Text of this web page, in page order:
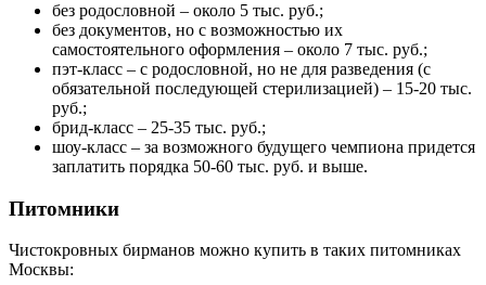
без родословной – около 5 тыс. руб.;
без документов, но с возможностью их
самостоятельного оформления – около 7 тыс. руб.;
пэт-класс – с родословной, но не для разведения (с
обязательной последующей стерилизацией) – 15-20 тыс.
руб.;
брид-класс – 25-35 тыс. руб.;
шоу-класс – за возможного будущего чемпиона придется
заплатить порядка 50-60 тыс. руб. и выше.
Питомники
Чистокровных бирманов можно купить в таких питомниках
Москвы: